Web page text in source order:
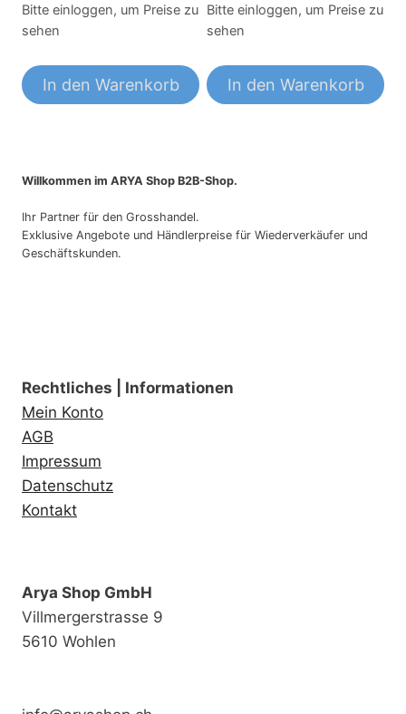
Bitte einloggen, um Preise zu
sehen
In den Warenkorb
Bitte einloggen, um Preise zu
sehen
In den Warenkorb
Willkommen im ARYA Shop B2B-Shop.
Ihr Partner für den Grosshandel.
Exklusive Angebote und Händlerpreise für Wiederverkäufer und
Geschäftskunden.
Rechtliches | Informationen
Mein Konto
AGB
Impressum
Datenschutz
Kontakt
Arya Shop GmbH
Villmergerstrasse 9
5610 Wohlen